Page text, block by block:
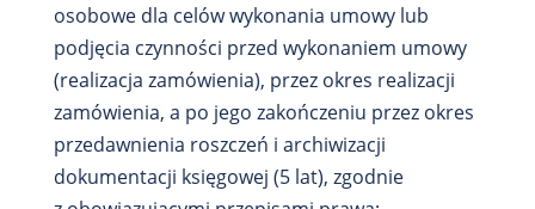
osobowe dla celów wykonania umowy lub
podjęcia czynności przed wykonaniem umowy
(realizacja zamówienia), przez okres realizacji
zamówienia, a po jego zakończeniu przez okres
przedawnienia roszczeń i archiwizacji
dokumentacji księgowej (5 lat), zgodnie